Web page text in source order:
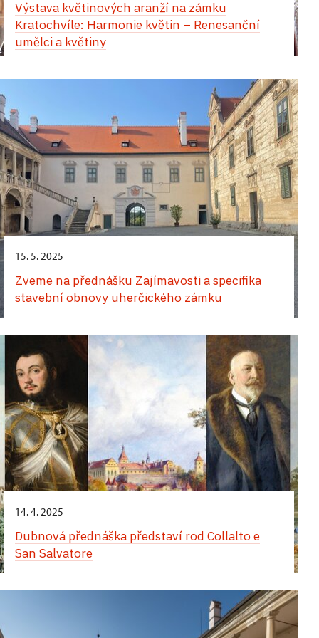
apartmánu v západním křídle zámku
Jedinečný zážitek vás čeká během Hradozámecké
hudby, tance a chutí! Přes den vás uchvátí
vystoupení tanečnic a tanečníků v nádherných
dobových kostýmech. Na arkádovém nádvoří si
můžete vychutnat autentickou italskou pizzu,
osvěžující zmrzlinu a lahodné míchané nápoje.
Večerní atmosféra vás přenese do jiné epochy.
Zámecké komnaty ozáří jemné světlo svíček
a Banketní sál ožije tóny historické hudby. Projděte
se slavnostně vyzdobenými interiéry, nechte se
unést květinovou vůní a jedinečným kouzlem
tohoto místa. Nezapomenutelný večer završí
velkolepá světelná show.
24. srpna,zámek Opočno
italskou a neapolskou malbu
Výstava květinových aranží na zámku
Kratochvíle: Harmonie květin – Renesanční
umělci a květiny
15. 5. 2025
Zveme na přednášku Zajímavosti a specifika
stavební obnovy uherčického zámku
14. 4. 2025
Dubnová přednáška představí rod Collalto e
San Salvatore